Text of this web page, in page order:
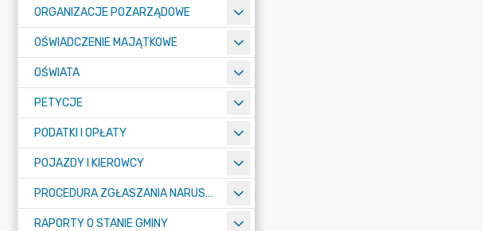
ORGANIZACJE POZARZĄDOWE
OŚWIADCZENIE MAJĄTKOWE
OŚWIATA
PETYCJE
PODATKI I OPŁATY
POJAZDY I KIEROWCY
PROCEDURA ZGŁASZANIA NARUSZEŃ PRAWA
RAPORTY O STANIE GMINY